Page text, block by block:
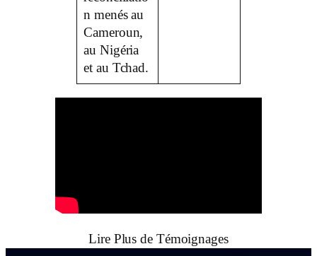
n menés au
Cameroun,
au Nigéria
et au Tchad.
Lire Plus de Témoignages